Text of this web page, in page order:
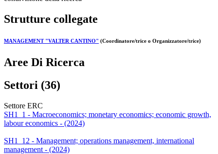
Strutture collegate
MANAGEMENT "VALTER CANTINO" (Coordinatore/trice o Organizzatore/trice)
Aree Di Ricerca
Settori (36)
Settore ERC
SH1_1 - Macroeconomics; monetary economics; economic growth,
labour economics - (2024)
SH1_12 - Management; operations management, international
management - (2024)